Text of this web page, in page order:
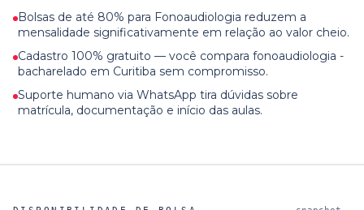
Bolsas de até 80% para Fonoaudiologia reduzem a
mensalidade significativamente em relação ao valor cheio.
Cadastro 100% gratuito — você compara fonoaudiologia -
bacharelado em Curitiba sem compromisso.
Suporte humano via WhatsApp tira dúvidas sobre
matrícula, documentação e início das aulas.